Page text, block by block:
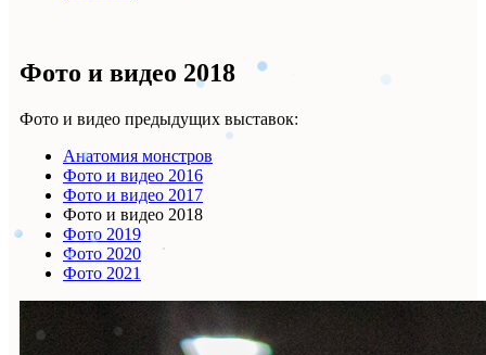
Фото и видео 2018
Фото и видео предыдущих выставок:
Анатомия монстров
Фото и видео 2016
Фото и видео 2017
Фото и видео 2018
Фото 2019
Фото 2020
Фото 2021